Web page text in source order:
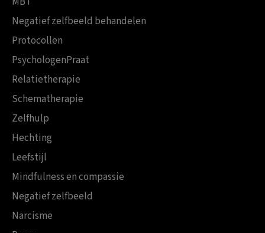
Negatief zelfbeeld behandelen
Protocollen
PsychologenPraat
Relatietherapie
Schematherapie
Zelfhulp
Hechting
Leefstijl
Mindfulness en compassie
Negatief zelfbeeld
Narcisme